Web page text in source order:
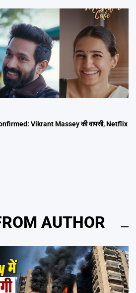
Vikrant Massey की वापसी, Netflix
AUTHOR